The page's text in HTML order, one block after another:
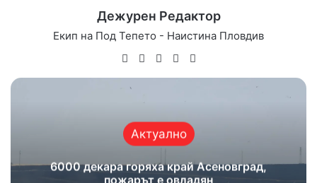
Дежурен Редактор
Екип на Под Тепето - Наистина Пловдив
WebsiteFacebook
X YouTube
Актуално
6000 декара горяха край Асеновград,
пожарът е овладян